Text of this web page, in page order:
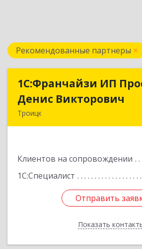
Рекомендованные партнеры
1C:Франчайзи ИП
Денис Викторович
Троицк
Клиентов на сопровождении
1С:Специалист
Отправить
Показать
1C:Франчайзи ИП
Денис
Отправить
Назад